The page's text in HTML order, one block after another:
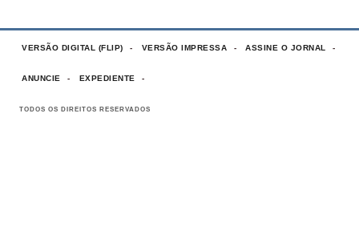
VERSÃO DIGITAL (FLIP) VERSÃO IMPRESSA ASSINE O JORNAL
ANUNCIE EXPEDIENTE
TODOS OS DIREITOS RESERVADOS